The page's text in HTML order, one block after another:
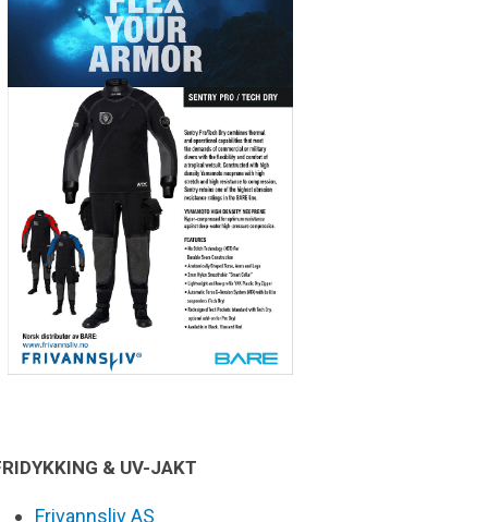
& UV-JAKT
Frivannsliv AS